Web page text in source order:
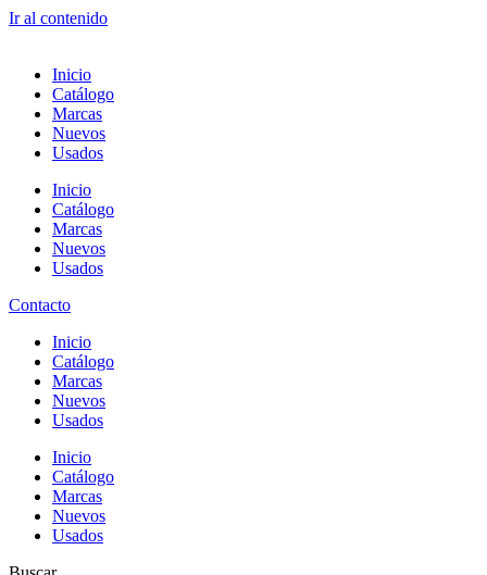
Ir al contenido
Inicio
Catálogo
Marcas
Nuevos
Usados
Inicio
Catálogo
Marcas
Nuevos
Usados
Contacto
Inicio
Catálogo
Marcas
Nuevos
Usados
Inicio
Catálogo
Marcas
Nuevos
Usados